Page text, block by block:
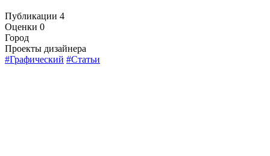
Публикации 4
Оценки 0
Город
Проекты дизайнера
#Графический #Статьи